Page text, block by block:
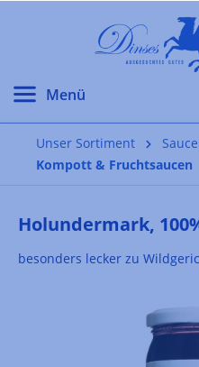
Unser Sortiment
Kompott & Fruchtsaucen
Holundermark,
besonders lecker zu